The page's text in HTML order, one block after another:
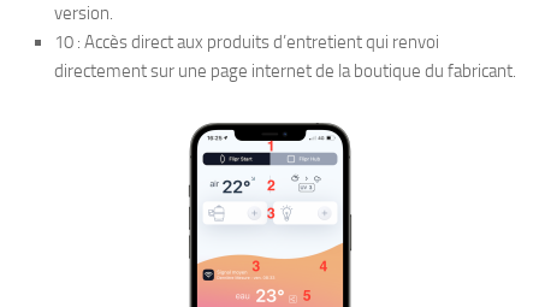
version.
10 : Accès direct aux produits d’entretient qui renvoi
directement sur une page internet de la boutique du fabricant.